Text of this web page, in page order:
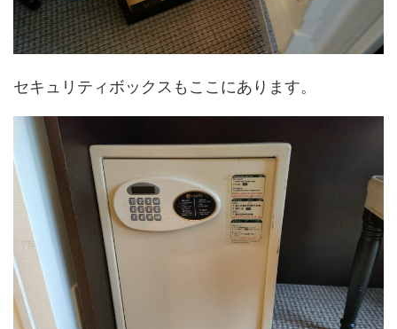
セキュリティボックスもここにあります。